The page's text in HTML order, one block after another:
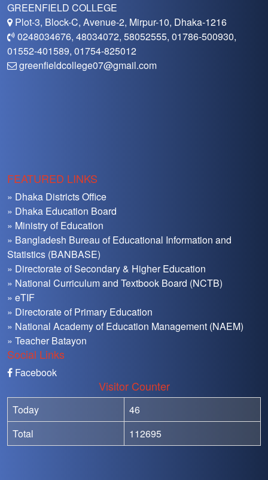
GREENFIELD COLLEGE
Plot-3, Block-C, Avenue-2, Mirpur-10, Dhaka-1216
0248034676, 48034072, 58052555, 01786-500930,
01552-401589, 01754-825012
greenfieldcollege07@gmail.com
FEATURED LINKS
» Dhaka Districts Office
» Dhaka Education Board
» Ministry of Education
» Bangladesh Bureau of Educational Information and
Statistics (BANBASE)
» Directorate of Secondary & Higher Education
» National Curriculum and Textbook Board (NCTB)
» eTIF
» Directorate of Primary Education
» National Academy of Education Management (NAEM)
» Teacher Batayon
Social Links
Facebook
Visitor Counter
Today
46
Total
112695